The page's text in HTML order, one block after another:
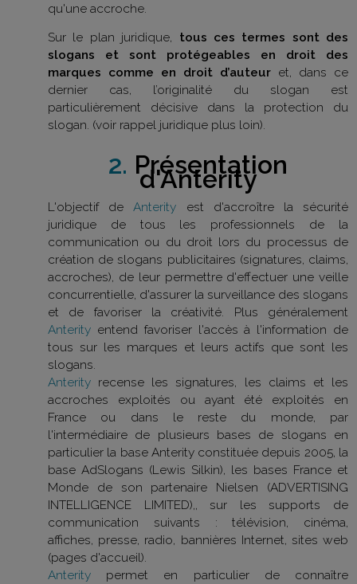
qu'une accroche.
Sur le plan juridique, tous ces termes sont des
slogans et sont protégeables en droit des
marques comme en droit d’auteur et, dans ce
dernier cas, l’originalité du slogan est
particulièrement décisive dans la protection du
slogan. (voir rappel juridique plus loin).
2. Présentation
d'Anterity
L'objectif deAnterity est d'accroître la sécurité
juridique de tous les professionnels de la
communication ou du droit lors du processus de
création de slogans publicitaires (signatures, claims,
accroches), de leur permettre d'effectuer une veille
concurrentielle, d'assurer la surveillance des slogans
et de favoriser la créativité. Plus généralement
Anterity entend favoriser l'accès à l'information de
tous sur les marques et leurs actifs que sont les
slogans.
Anterity recense les signatures, les claims et les
accroches exploités ou ayant été exploités en
France ou dans le reste du monde, par
l'intermédiaire de plusieurs bases de slogans en
particulier la base Anterity constituée depuis 2005, la
base AdSlogans (Lewis Silkin), les bases France et
Monde de son partenaire Nielsen (ADVERTISING
INTELLIGENCE LIMITED),, sur les supports de
communication suivants : télévision, cinéma,
affiches, presse, radio, bannières Internet, sites web
(pages d'accueil).
Anterity permet en particulier de connaître